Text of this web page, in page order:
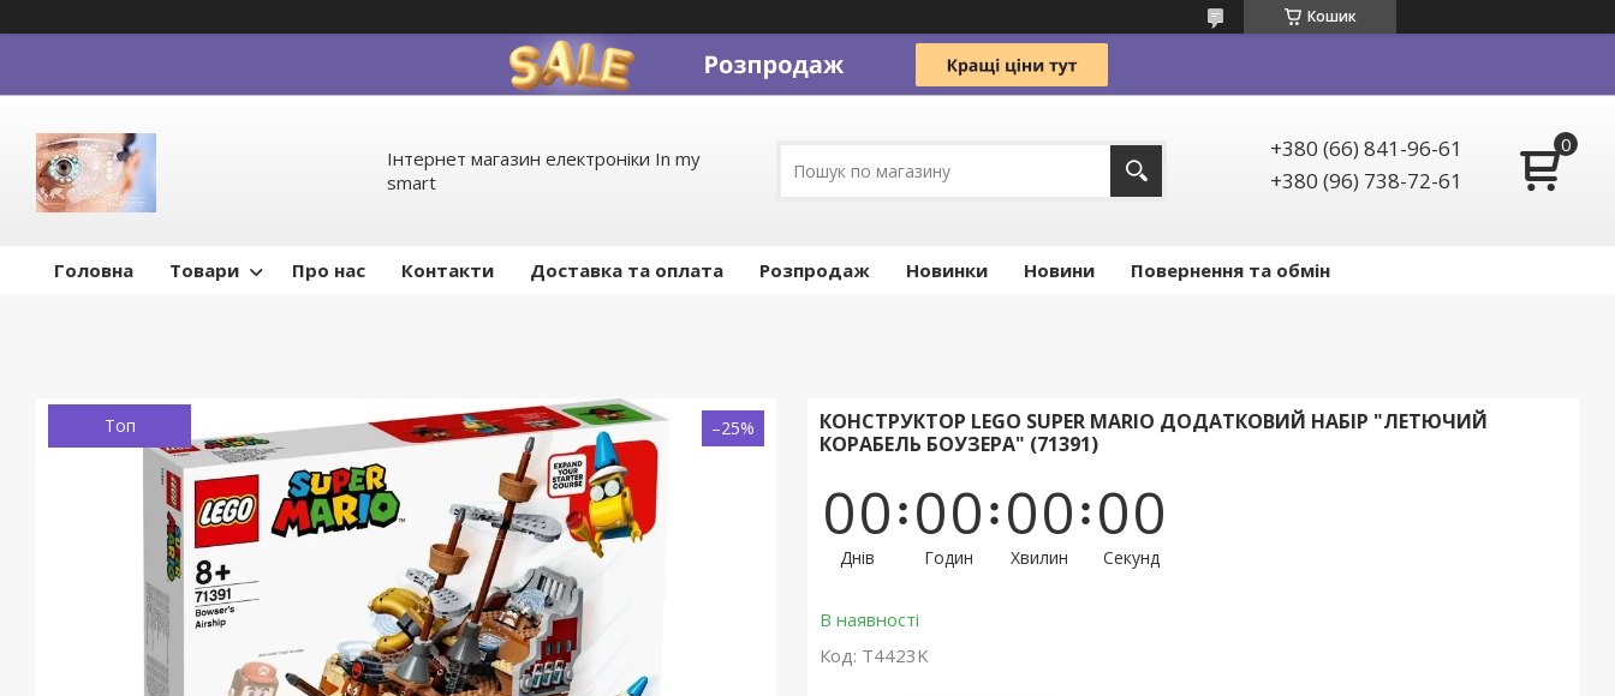
Кошик
Інтернет магазин електроніки In my
smart
+380 (66) 841-96-61
+380 (96) 738-72-61
Головна Товари Про нас Контакти Доставка та оплата Pозпродаж Новинки Новини Повернення та обмін
Топ –25%
КОНСТРУКТОР LEGO SUPER MARIO ДОДАТКОВИЙ НАБІР "ЛЕТЮЧИЙ
КОРАБЕЛЬ БОУЗЕРА" (71391)
00
Днів
00
Годин
00
Хвилин
00
Секунд
В наявності
Код: T4423K